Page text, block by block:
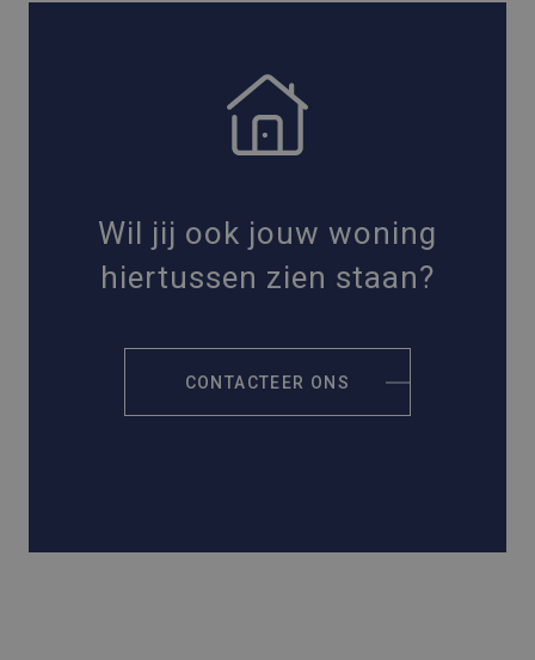
Wil jij ook jouw woning
hiertussen zien staan?
CONTACTEER ONS